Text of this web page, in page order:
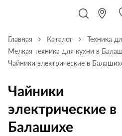
Главная Каталог
Техника
Мелкая техника для кухни в
Чайники электрические в
Чайники
электрические в
Балашихе